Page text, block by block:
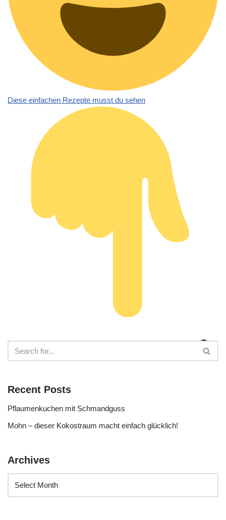
Diese einfachen Rezepte musst du sehen
Recent Posts
Pflaumenkuchen mit Schmandguss
Mohn – dieser Kokostraum macht einfach glücklich!
Archives